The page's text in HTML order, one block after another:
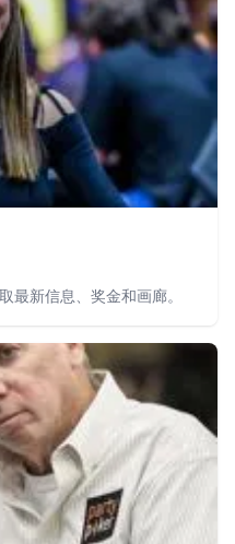
最新信息、奖金和画廊。